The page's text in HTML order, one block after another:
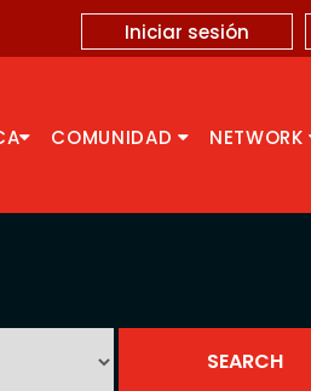
Iniciar sesión
COMUNIDAD NETWORK